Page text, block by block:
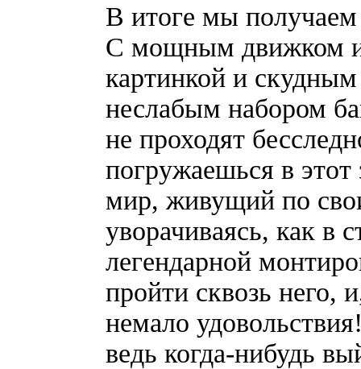
В итоге мы
С мощным движком
картинкой и
неслабым набором
не проходят
погружаешься в
мир, живущий по
уворачиваясь, как в
легендарной
пройти сквозь него,
немало
ведь когда-нибудь